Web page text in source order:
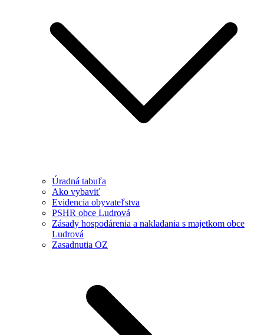
Úradná tabuľa
Ako vybaviť
Evidencia obyvateľstva
PSHR obce Ludrová
Zásady hospodárenia a nakladania s majetkom obce
Ludrová
Zasadnutia OZ